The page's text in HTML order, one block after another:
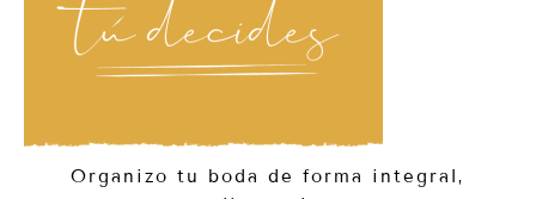
Organizo tu boda de forma integral,